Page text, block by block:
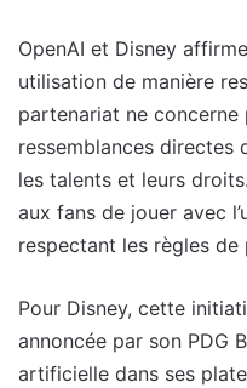
OpenAI et Disney
utilisation de manière
partenariat ne concerne
ressemblances directes
les talents et leurs
aux fans de jouer avec
respectant les règles
Pour Disney, cette
annoncée par son PDG
artificielle dans ses